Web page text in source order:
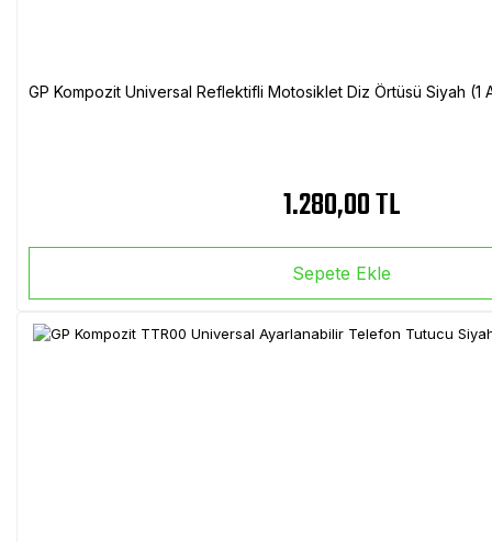
GP Kompozit Universal Reflektifli Motosiklet Diz Örtüsü Siyah
1.280,00 TL
Sepete Ekle